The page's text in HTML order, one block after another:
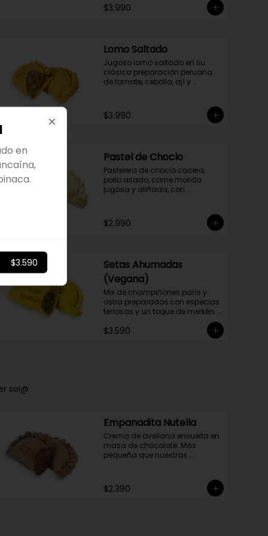
tradicional suave y crocante.
$3.990
Lomo Saltado
Jugoso lomo saltado en su
clásica preparación peruana
de tomate, cebolla, ají y
$3.990
Pastel de Choclo
Pastelera de choclo casera,
pollo asado, carne molida
jugosa y aliñada, con
$2.990
Setas Ahumadas
(Vegana)
Mix de champiñones parís y
ostra preparados con especias
terrosas y un toque de merkén.
Envuelto en masa de cúrcuma
$3.590
sol@
Empanadita Nutella
Crema de avellana envuelta en
masa de chocolate. Más
pequeña que nuestras
$2.390
en
$3.590